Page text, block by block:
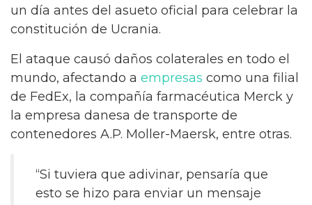
un día antes del asueto oficial para celebrar la
constitución de Ucrania.
El ataque causó daños colaterales en todo el
mundo, afectando a empresas como una filial
de FedEx, la compañía farmacéutica Merck y
la empresa danesa de transporte de
contenedores A.P. Moller-Maersk, entre otras.
“Si tuviera que adivinar, pensaría que
esto se hizo para enviar un mensaje